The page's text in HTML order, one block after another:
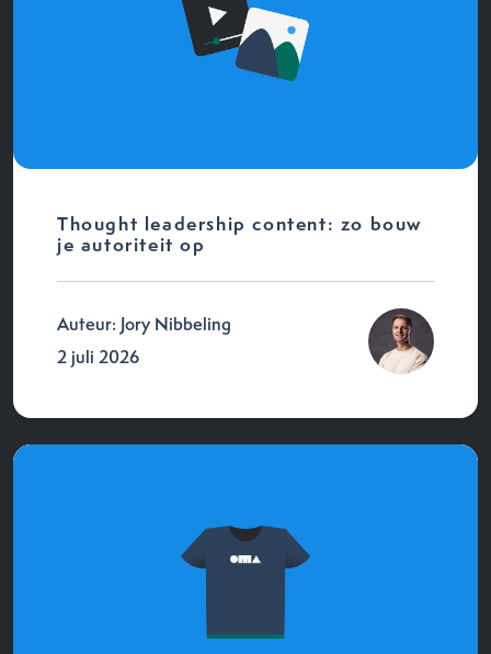
Thought leadership content: zo bouw
je autoriteit op
Auteur: Jory Nibbeling
2 juli 2026